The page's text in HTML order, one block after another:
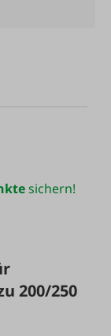
sichern!
200/250